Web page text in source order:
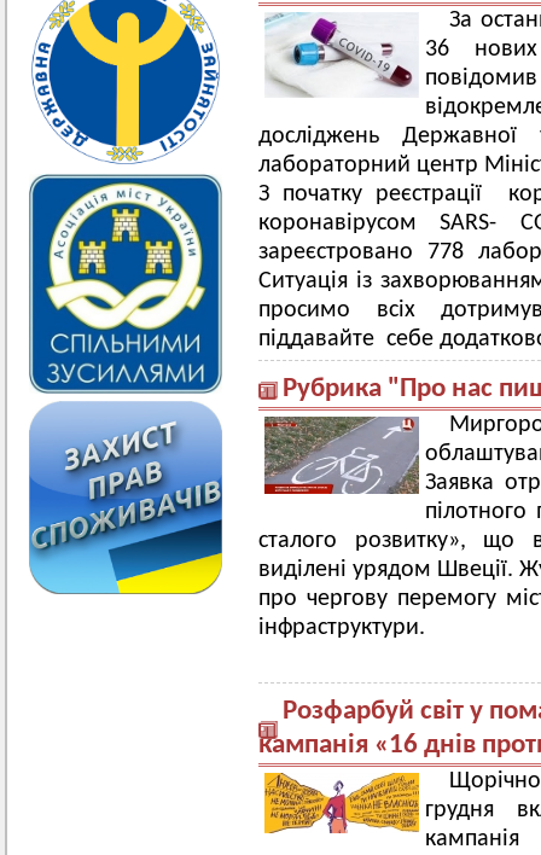
За
36
досліджень Державної
лабораторний центр
З початку реєстрації
коронавірусом
зареєстровано 778
Ситуація із
просимо всіх
піддавайте себе
Рубрика "Про нас
Заявка
сталого розвитку», що
виділені урядом Швеції.
про чергову перемогу
інфраструктури.
Розфарбуй світ у
кампанія «16 днів
грудня
кампанія